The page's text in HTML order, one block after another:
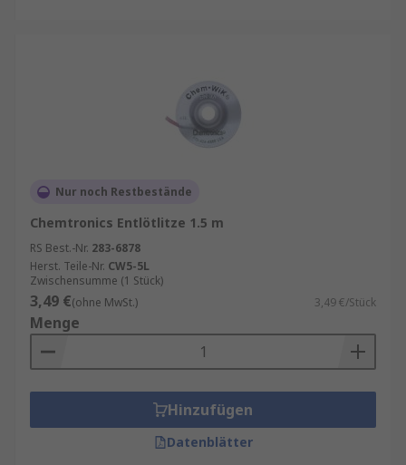
Nur noch Restbestände
Chemtronics Entlötlitze 1.5 m
RS Best.-Nr. 283-6878
Herst. Teile-Nr. CW5-5L
Zwischensumme (1 Stück)
3,49 €(ohne MwSt.) 3,49 €/Stück
Menge
Hinzufügen
Datenblätter